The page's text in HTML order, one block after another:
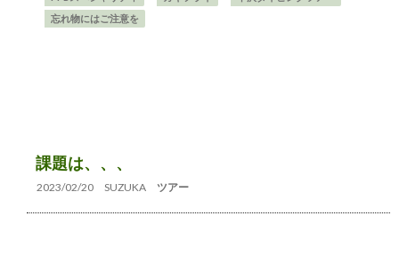
忘れ物にはご注意を
課題は、、、
2023/02/20 SUZUKA ツアー